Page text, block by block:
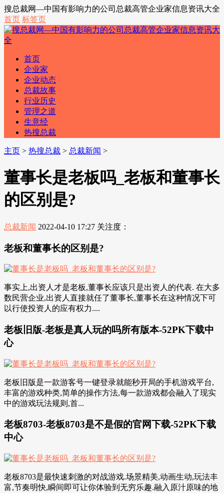
搜总裁网—中国有影响力的公司总裁高管企业家信息资讯大全
首页 标签页
首页
企业家
企业动态
总裁故事
行业历史
管理之道
生意经
热搜总裁
主页 > 热搜总裁 > 总裁新闻 >
董事长是老板吗_老板和董事长
的区别是?
总裁新闻 2022-04-10 17:27 关注度：
老板和董事长的区别是?
事实上,出资人才是老板,董事长应该只是出资人的代表. 在大多
数民营企业,出资人直接就任了董事长,董事长在这种情况下可
以行使投资人的应有权力....
老板旧版-老板是真人玩的吗所有版本-52PK下载中
心
老板旧版是一款游客号一键登录就能秒开局的手机游戏平台,
丰富的游戏种类,简单的操作方法,每一款游戏都会融入了现实
中的游戏玩法规则,首...
老板8703-老板8703是不是假的官网下载-52PK下载
中心
老板8703是最快速刺激的对战游戏.场景精美,动画生动,玩法丰
富,节奏明快,瞬间即可让你体验到无穷乐趣.融入原汁原味的地